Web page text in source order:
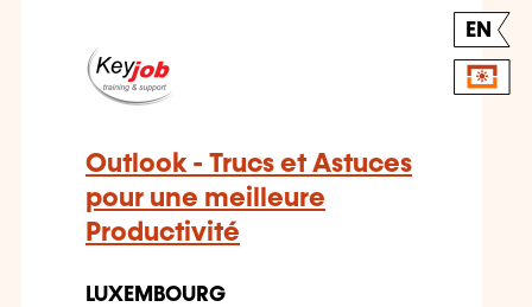
EN
Outlook - Trucs et Astuces
pour une meilleure
Productivité
LUXEMBOURG